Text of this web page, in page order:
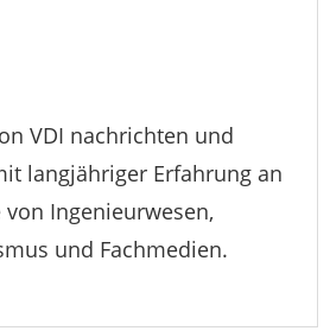
VDI nachrichten und
langjähriger Erfahrung an
Ingenieurwesen,
und Fachmedien.